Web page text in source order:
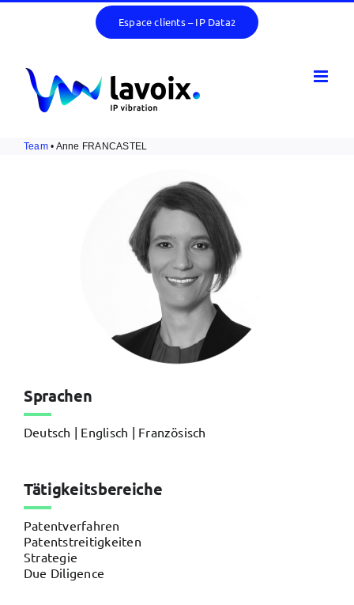
Espace clients – IP Data2
Team• Anne FRANCASTEL
Sprachen
Deutsch | Englisch | Französisch
Tätigkeitsbereiche
Patentverfahren
Patentstreitigkeiten
Strategie
Due Diligence